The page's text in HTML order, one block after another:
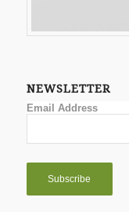
NEWSLETTER
Email Address